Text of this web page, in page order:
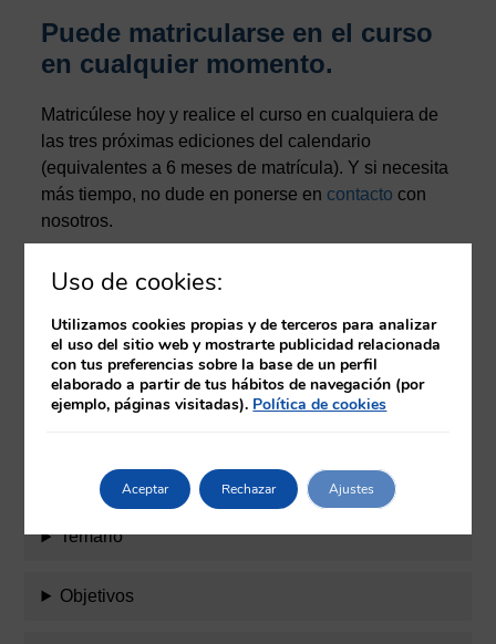
Puede matricularse en el curso
en cualquier momento.
Matricúlese hoy y realice el curso en cualquiera de
las tres próximas ediciones del calendario
(equivalentes a 6 meses de matrícula). Y si necesita
más tiempo, no dude en ponerse en contacto con
nosotros.
Una vez finalizado el curso, tras la evaluación como
apto por el tutor, podrá descargar un certificado
provisional en el propio aula virtual. Posteriormente,
y una vez finalizada la edición correspondiente, se
procederá a la emisión del diploma del curso
acreditado por la Comisión de Formación
Temario
Objetivos
Uso de cookies:
Utilizamos cookies propias y de terceros para analizar
el uso del sitio web y mostrarte publicidad relacionada
con tus preferencias sobre la base de un perfil
elaborado a partir de tus hábitos de navegación (por
ejemplo, páginas visitadas). Política de cookies
Aceptar Rechazar Ajustes